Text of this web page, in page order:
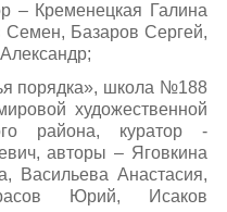
– Кременецкая Галина
Базаров Сергей,
порядка», школа №188
художественной
района, куратор -
авторы – Яговкина
Васильева Анастасия,
Юрий, Исаков